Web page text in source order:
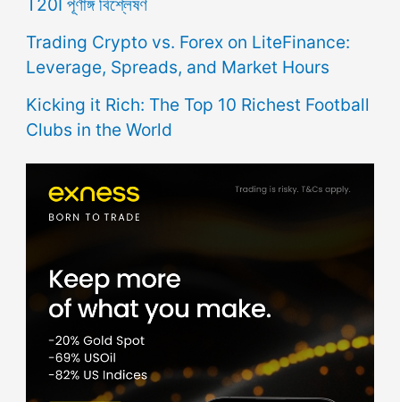
Trading Crypto vs. Forex on LiteFinance:
Leverage, Spreads, and Market Hours
Kicking it Rich: The Top 10 Richest Football
Clubs in the World